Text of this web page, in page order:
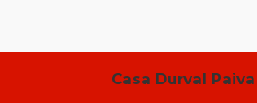
Casa Durval Paiva